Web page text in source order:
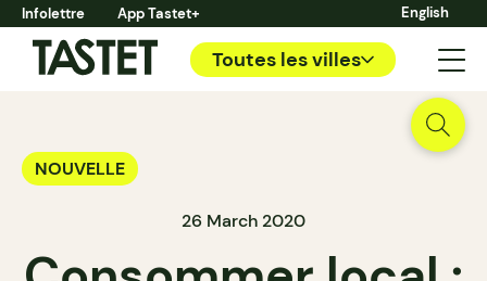
Infolettre App Tastet+ English
Toutes les villes
NOUVELLE
26 March 2020